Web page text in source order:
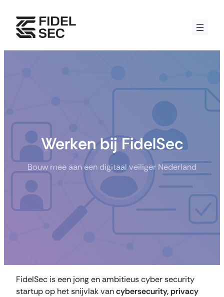
content
Werken bij FidelSec
Bouw mee aan een digitaal veiliger Nederland
FidelSec is een jong en ambitieus cyber security
startup op het snijvlak vancybersecurity, privacy